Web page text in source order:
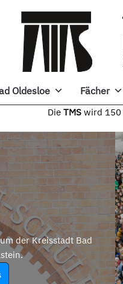
Oldesloe Fächer
TMS wird 150
der Kreisstadt Bad